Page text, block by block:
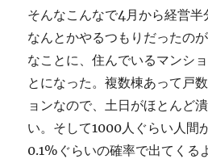
そんなこんなで4月から経営
なんとかやるつもりだったの
なことに、住んでいるマンシ
とになった。複数棟あって戸
ョンなので、土日がほとんど
い。そして1000人ぐらい人間
0.1%ぐらいの確率で出てくる